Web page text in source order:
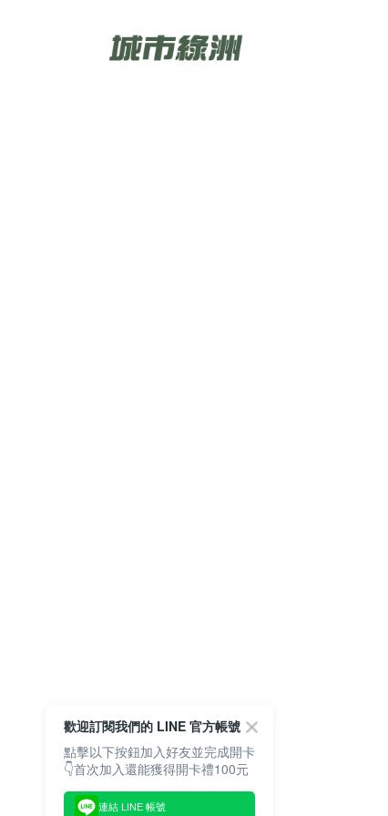
歡迎訂閱我們的 LINE 官方帳號
點擊以下按鈕加入好友並完成開卡
👇首次加入還能獲得開卡禮100元
連結 LINE 帳號